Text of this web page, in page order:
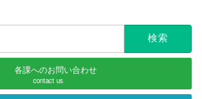
各課へのお問い合わせ
contact us